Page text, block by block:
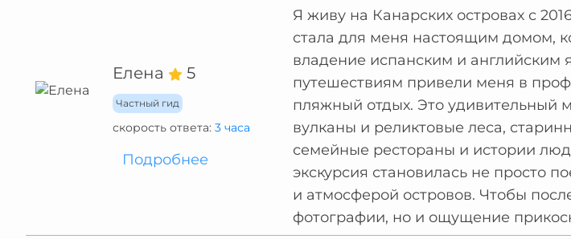
Елена 5
Частный гид
скорость ответа: 3 часа
Подробнее
Я живу на Канарских островах с
стала для меня настоящим домом,
владение испанским и английским
путешествиям привели меня в
пляжный отдых. Это удивительный
вулканы и реликтовые леса,
семейные рестораны и истории
экскурсия становилась не просто
и атмосферой островов. Чтобы
фотографии, но и ощущение